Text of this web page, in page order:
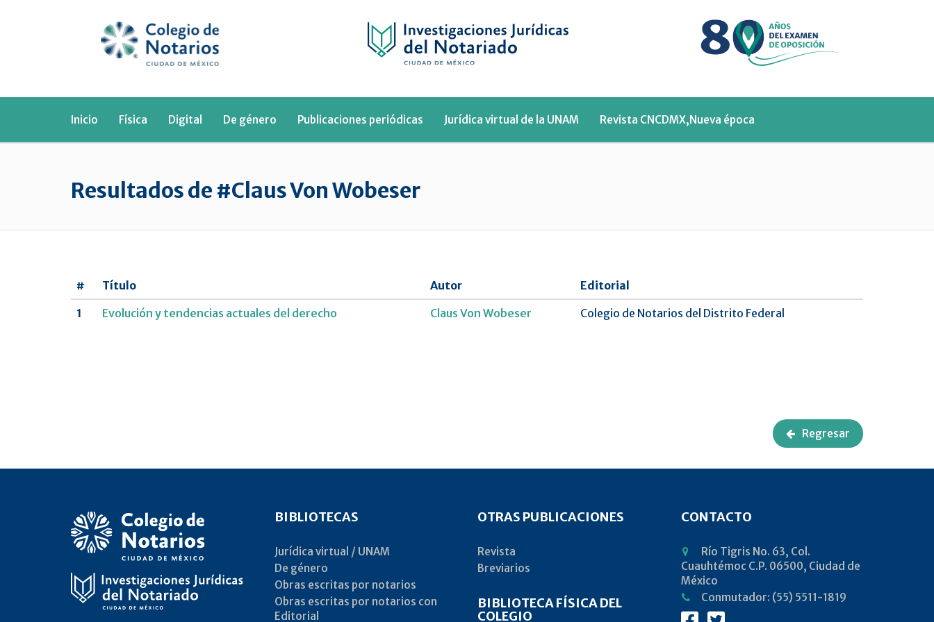
Inicio Física Digital De género Publicaciones periódicas Jurídica virtual de la UNAM Revista CNCDMX,Nueva época
Resultados de #Claus Von Wobeser
# Título Autor
Editorial
1
Evolución y tendencias actuales del derecho Claus Von Wobeser Colegio de Notarios del Distrito Federal
Regresar
BIBLIOTECAS
Jurídica virtual / UNAM
De género
Obras escritas por notarios
Obras escritas por notarios con
Editorial
OTRAS PUBLICACIONES
Revista
Breviarios
BIBLIOTECA FÍSICA DEL
COLEGIO
CONTACTO
Río Tigris No. 63, Col.
Cuauhtémoc C.P. 06500, Ciudad de
México
Conmutador: (55) 5511-1819